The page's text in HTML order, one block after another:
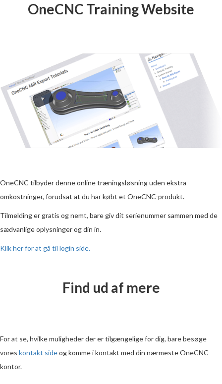
OneCNC Training Website
OneCNC tilbyder denne online træningsløsning uden ekstra
omkostninger, forudsat at du har købt et OneCNC-produkt.
Tilmelding er gratis og nemt, bare giv dit serienummer sammen med de
sædvanlige oplysninger og din in.
Klik her for at gå til login side.
Find ud af mere
For at se, hvilke muligheder der er tilgængelige for dig, bare besøge
vores kontakt sideog komme i kontakt med din nærmeste OneCNC
kontor.